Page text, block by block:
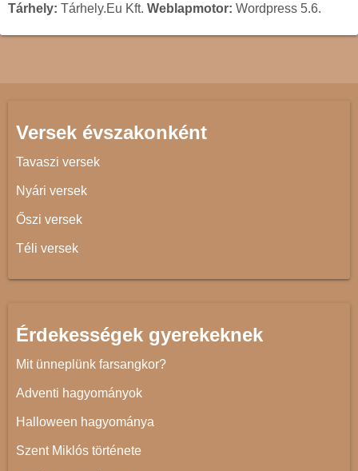
Tárhely: Tárhely.Eu Kft. Weblapmotor: Wordpress 5.6.
Versek évszakonként
Tavaszi versek
Nyári versek
Őszi versek
Téli versek
Érdekességek gyerekeknek
Mit ünneplünk farsangkor?
Adventi hagyományok
Halloween hagyománya
Szent Miklós története